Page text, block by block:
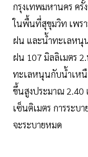
กรุงเทพมหานคร ครั้
ในพื้นที่สุขุมวิท เพร
ฝน และน้ำทะเลหนุ
ฝน 107 มิลลิเมตร
ทะเลหนุนกับน้ำเห
ขึ้นสูงประมาณ 2.40
เซ็นติเมตร การระบ
จะระบายหมด